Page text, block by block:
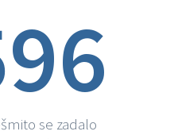
se zadalo